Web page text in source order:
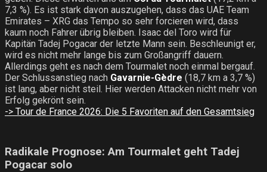
7,3 %). Es ist stark davon auszugehen, dass das UAE Team
Emirates – XRG das Tempo so sehr forcieren wird, dass
kaum noch Fahrer übrig bleiben. Isaac del Toro wird für
Kapitän Tadej Pogacar der letzte Mann sein. Beschleunigt er,
wird es nicht mehr lange bis zum Großangriff dauern.
Allerdings geht es nach dem Tourmalet noch einmal bergauf.
Der Schlussanstieg nach Gavarnie-Gèdre (18,7 km a 3,7 %)
ist lang, aber nicht steil. Hier werden Attacken nicht mehr von
Erfolg gekrönt sein.
-> Tour de France 2026: Die 5 Favoriten auf den Gesamtsieg
Radikale Prognose: Am Tourmalet geht Tadej
Pogacar solo